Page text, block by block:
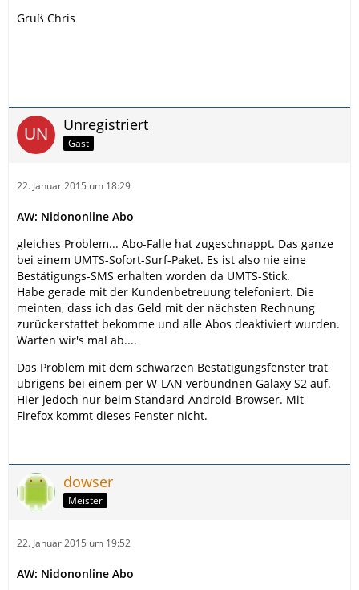
Gruß Chris
Unregistriert
Gast
22. Januar 2015 um 18:29
AW: Nidononline Abo
gleiches Problem... Abo-Falle hat zugeschnappt. Das ganze
bei einem UMTS-Sofort-Surf-Paket. Es ist also nie eine
Bestätigungs-SMS erhalten worden da UMTS-Stick.
Habe gerade mit der Kundenbetreuung telefoniert. Die
meinten, dass ich das Geld mit der nächsten Rechnung
zurückerstattet bekomme und alle Abos deaktiviert wurden.
Warten wir's mal ab....
Das Problem mit dem schwarzen Bestätigungsfenster trat
übrigens bei einem per W-LAN verbundnen Galaxy S2 auf.
Hier jedoch nur beim Standard-Android-Browser. Mit
Firefox kommt dieses Fenster nicht.
dowser
Meister
22. Januar 2015 um 19:52
AW: Nidononline Abo